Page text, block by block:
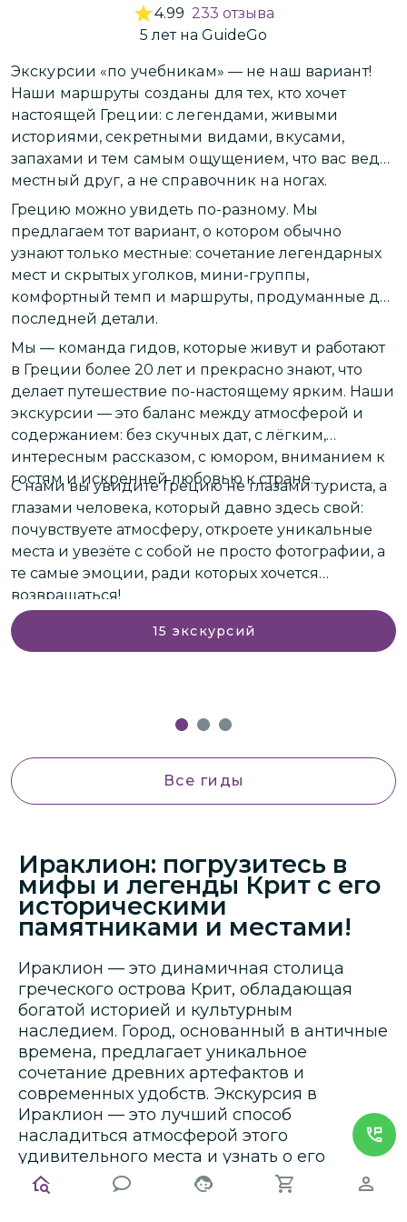
4.99 233 отзыва
5 летна GuideGo
Экскурсии «по учебникам» — не наш вариант!
Наши маршруты созданы для тех, кто хочет
настоящей Греции: с легендами, живыми
историями, секретными видами, вкусами,
запахами и тем самым ощущением, что вас ведёт
местный друг, а не справочник на ногах.
Грецию можно увидеть по-разному. Мы
предлагаем тот вариант, о котором обычно
узнают только местные: сочетание легендарных
мест и скрытых уголков, мини-группы,
комфортный темп и маршруты, продуманные до
последней детали.
Мы — команда гидов, которые живут и работают
в Греции более 20 лет и прекрасно знают, что
делает путешествие по-настоящему ярким. Наши
экскурсии — это баланс между атмосферой и
содержанием: без скучных дат, с лёгким,
интересным рассказом, с юмором, вниманием к
гостям и искренней любовью к стране.
С нами вы увидите Грецию не глазами туриста, а
глазами человека, который давно здесь свой:
почувствуете атмосферу, откроете уникальные
места и увезёте с собой не просто фотографии, а
те самые эмоции, ради которых хочется
возвращаться!
15 экскурсий
Все гиды
Ираклион: погрузитесь в
мифы и легенды Крит с его
историческими
памятниками и местами!
Ираклион — это динамичная столица
греческого острова Крит, обладающая
богатой историей и культурным
наследием. Город, основанный в античные
времена, предлагает уникальное
сочетание древних артефактов и
современных удобств. Экскурсия в
Ираклион — это лучший способ
насладиться атмосферой этого
удивительного места и узнать о его
разнообразной истории.